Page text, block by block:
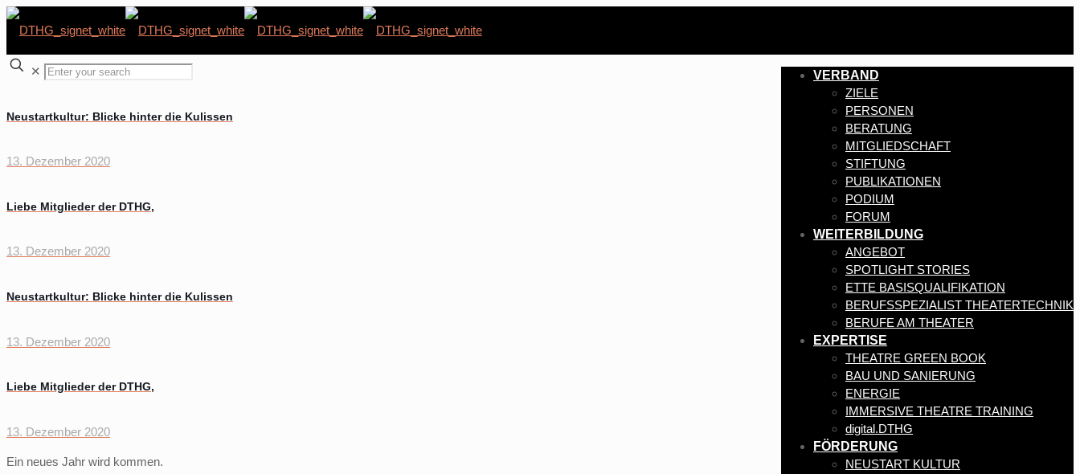
VERBAND
ZIELE
PERSONEN
BERATUNG
MITGLIEDSCHAFT
STIFTUNG
PUBLIKATIONEN
PODIUM
FORUM
WEITERBILDUNG
ANGEBOT
SPOTLIGHT STORIES
ETTE BASISQUALIFIKATION
BERUFSSPEZIALIST THEATERTECHNIK
BERUFE AM THEATER
EXPERTISE
THEATRE GREEN BOOK
BAU UND SANIERUNG
ENERGIE
IMMERSIVE THEATRE TRAINING
digital.DTHG
FÖRDERUNG
NEUSTART KULTUR
✕
Neustartkultur: Blicke hinter die Kulissen
13. Dezember 2020
Liebe Mitglieder der DTHG,
13. Dezember 2020
Neustartkultur: Blicke hinter die Kulissen
13. Dezember 2020
Liebe Mitglieder der DTHG,
13. Dezember 2020
Ein neues Jahr wird kommen.